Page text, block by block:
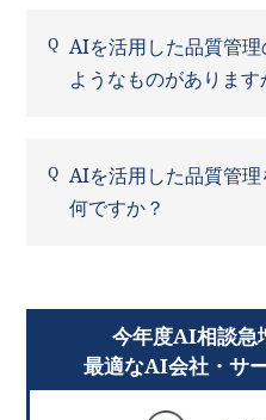
AIを活用した品質管
ようなものがあります
AIを活用した品質管
何ですか？
今年度AI相談急
最適なAI会社・サ